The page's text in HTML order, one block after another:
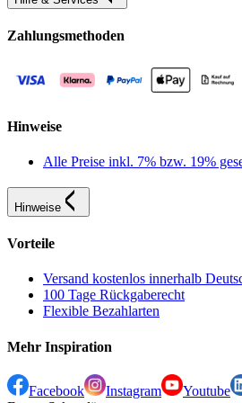
Zahlungsmethoden
Hinweise
Alle Preise inkl. 7% bzw. 19%
Hinweise
Vorteile
Versand kostenlos innerhalb
100 Tage Rückgaberecht
Flexible Bezahlarten
Mehr Inspiration
Facebook Instagram Youtube